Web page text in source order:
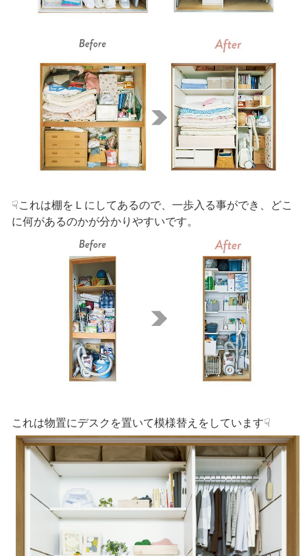
☟これは棚をＬにしてあるので、一歩入る事ができ、どこ
に何があるのかが分かりやすいです。
これは物置にデスクを置いて模様替えをしています☟